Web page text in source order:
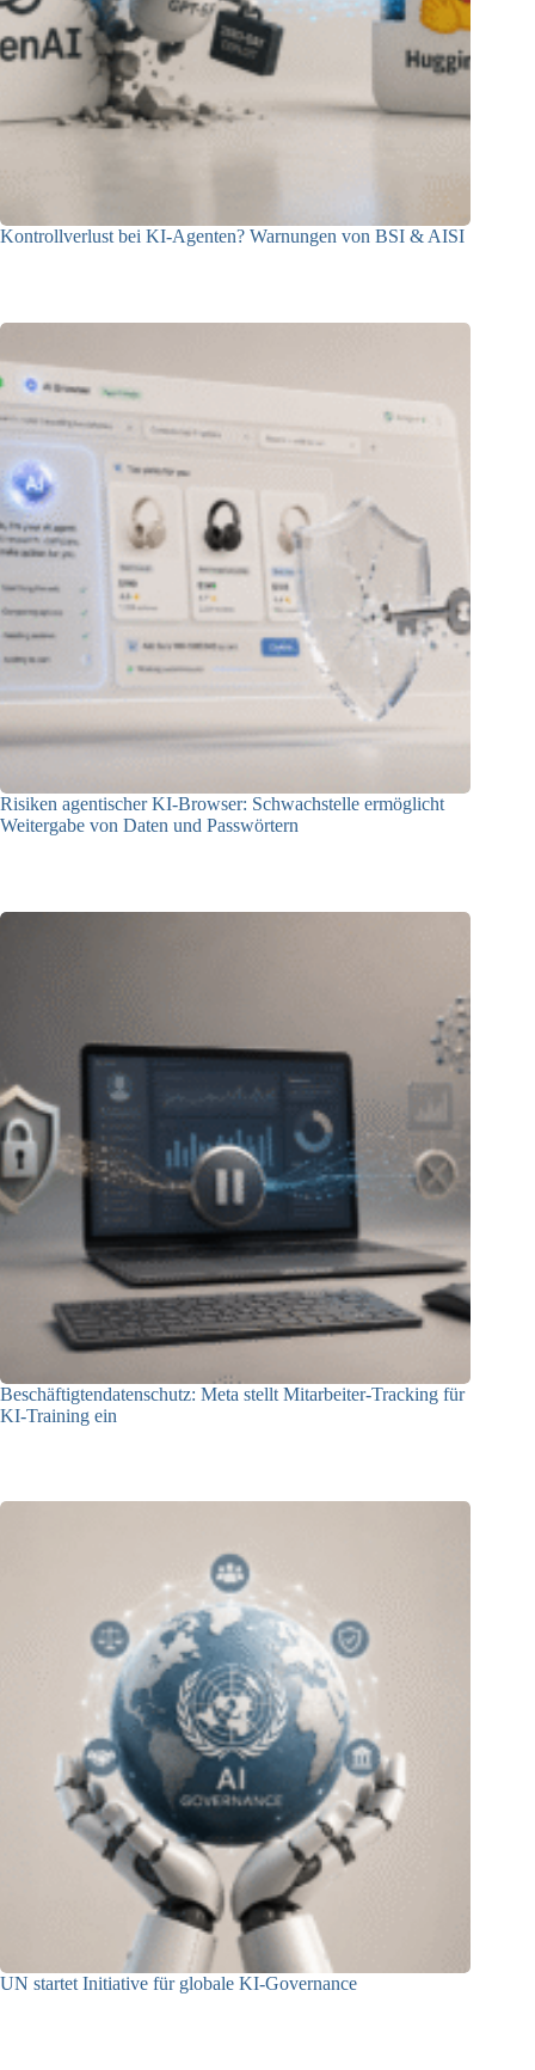
Kontrollverlust bei KI-Agenten? Warnungen von BSI & AISI
Risiken agentischer KI-Browser: Schwachstelle ermöglicht
Weitergabe von Daten und Passwörtern
Beschäftigtendatenschutz: Meta stellt Mitarbeiter-Tracking für
KI-Training ein
UN startet Initiative für globale KI-Governance